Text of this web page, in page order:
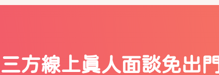
三方線上真人面談免出門